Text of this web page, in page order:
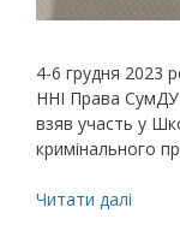
4-6 грудня 2023
ННІ Права
взяв участь у
кримінального
Читати далі